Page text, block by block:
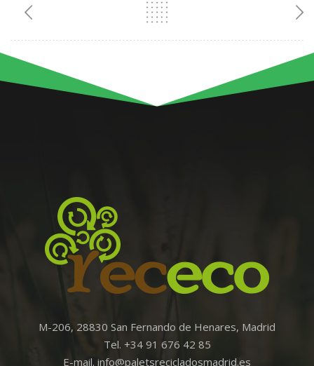
M-206, 28830 San Fernando de Henares, Madrid
Tel. +34 91 676 42 85
E-mail. info@paletsrecicladosmadrid.es